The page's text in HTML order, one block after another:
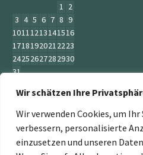
Wir schätzen Ihre
Wir verwenden Cookies, um
verbessern, personalisierte
einzusetzen und unseren
1 2
3 4 5 6 7 8 9
10111213141516
17181920212223
24252627282930
31
« Juni